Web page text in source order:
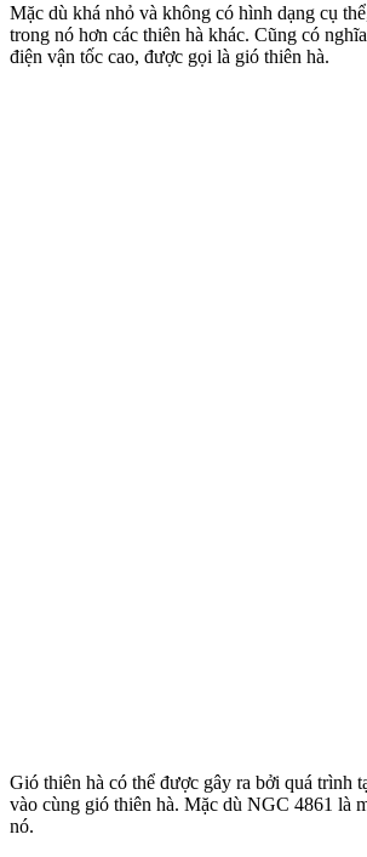
Mặc dù khá nhỏ và không có hình dạng cụ
trong nó hơn các thiên hà khác. Cũng có
điện vận tốc cao, được gọi là gió thiên hà.
Gió thiên hà có thể được gây ra bởi quá trình
vào cùng gió thiên hà. Mặc dù NGC 4861 là
nó.